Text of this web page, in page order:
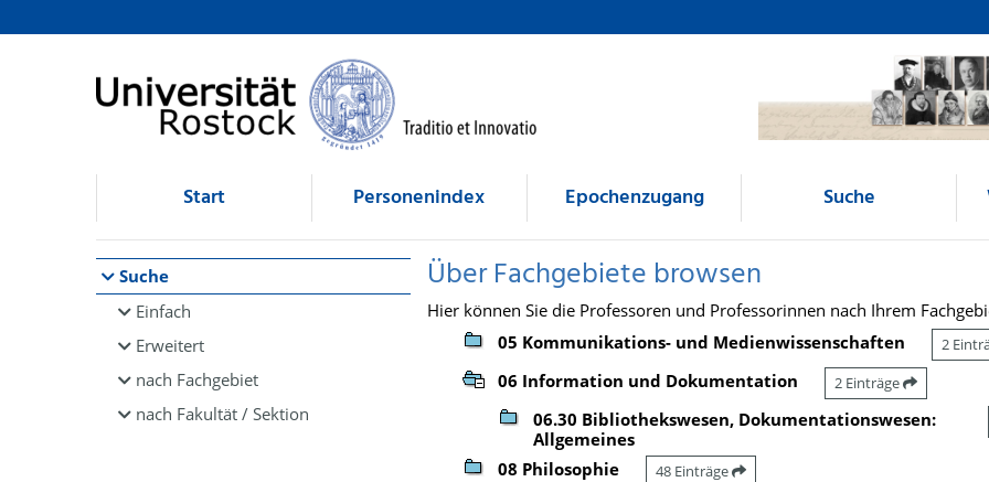
Browsen
direkt zum Inhalt
Start Personenindex Epochenzugang Suche
Suche
Einfach
Erweitert
nach Fachgebiet
nach Fakultät / Sektion
Über Fachgebiete browsen
Hier können Sie die Professoren und Professorinnen nach Ihrem
05 Kommunikations- und Medienwissenschaften
2
06 Information und Dokumentation 2 Einträge
06.30 Bibliothekswesen, Dokumentationswesen:
Allgemeines
08 Philosophie 48 Einträge